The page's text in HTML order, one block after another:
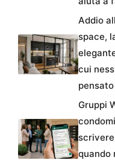
Addio
space,
cui
pensato
Gruppi
quando